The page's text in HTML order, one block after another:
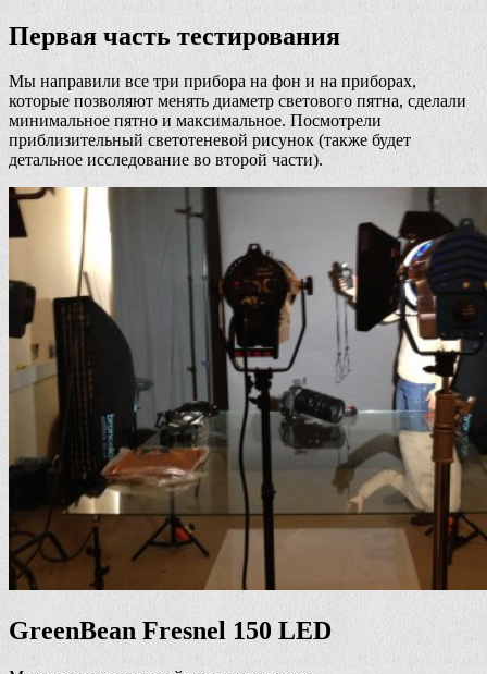
Первая часть тестирования
Мы направили все три прибора на фон и на приборах,
которые позволяют менять диаметр светового пятна, сделали
минимальное пятно и максимальное. Посмотрели
приблизительный светотеневой рисунок (также будет
детальное исследование во второй части).
GreenBean Fresnel 150 LED